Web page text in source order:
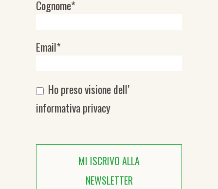
Cognome*
Email*
Ho preso visione dell’
informativa privacy
MI ISCRIVO ALLA
NEWSLETTER